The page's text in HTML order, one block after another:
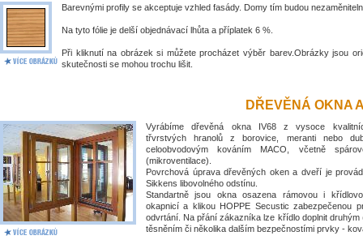
Barevnými profily se akceptuje vzhled fasády. Domy tím budou
Na tyto fólie je delší objednávací lhůta a příplatek 6 %.
Při kliknutí na obrázek si můžete procházet výběr barev.Obrázky jsou
skutečnosti se mohou trochu lišit.
DŘEVĚNÁ OKNA
Vyrábíme dřevěná okna IV68 z vysoce
třvrstvých hranolů z borovice, meranti nebo
celoobvodovým kováním MACO, včetně
(mikroventilace).
Povrchová úprava dřevěných oken a dveří je
Sikkens libovolného odstínu.
Standartně jsou okna osazena rámovou i
okapnicí a klikou HOPPE Secustic zabezpečenou
odvrtání. Na přání zákazníka lze křídlo doplnit druhým
těsněním či několika dalším bezpečnostími prvky -